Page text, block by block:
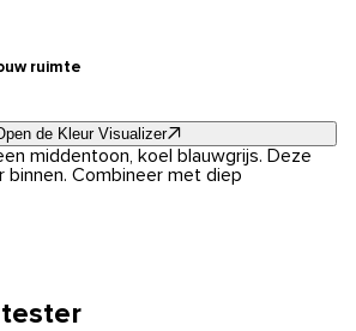
ruimte
de Kleur Visualizer
middentoon, koel blauwgrijs. Deze
binnen. Combineer met diep